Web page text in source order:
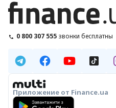
0 800 307 555 звонки бесплатны
Приложение от Finance.ua